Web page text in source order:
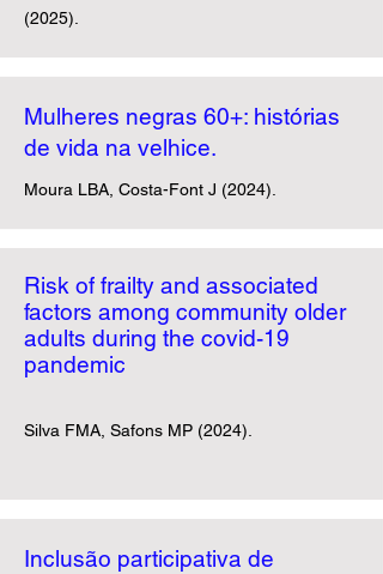
(2025).
Mulheres negras 60+: histórias
de vida na velhice.
Moura LBA, Costa-Font J (2024).
Risk of frailty and associated
factors among community older
adults during the covid-19
pandemic
Silva FMA, Safons MP (2024).
Inclusão participativa de